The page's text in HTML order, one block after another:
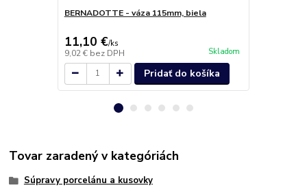
BERNADOTTE - váza 115mm, biela
11,10 €/ks
9,02 € bez DPH Skladom
Pridať do košíka
Tovar zaradený v kategóriách
Súpravy porcelánu a kusovky